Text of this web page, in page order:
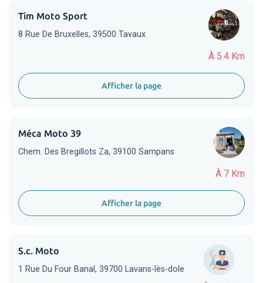
À 5.4 Km
Tim Moto Sport
8 Rue De Bruxelles, 39500 Tavaux
Afficher la page
À 7 Km
Méca Moto 39
Chem. Des Bregillots Za, 39100 Sampans
Afficher la page
S.c. Moto
1 Rue Du Four Banal, 39700 Lavans-lès-dole